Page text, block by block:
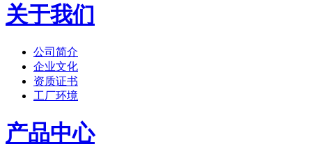
关于我们
公司简介
企业文化
资质证书
工厂环境
产品中心